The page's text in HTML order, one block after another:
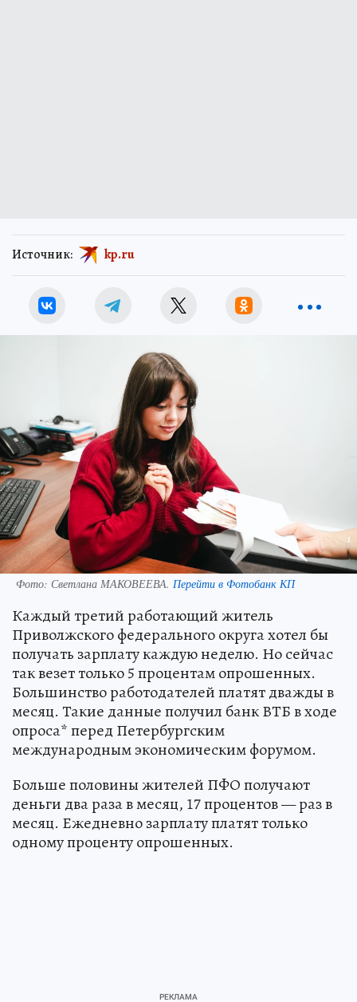
Источник: kp.ru
Фото: Светлана МАКОВЕЕВА. Перейти в Фотобанк КП
Каждый третий работающий житель
Приволжского федерального округа хотел бы
получать зарплату каждую неделю. Но сейчас
так везет только 5 процентам опрошенных.
Большинство работодателей платят дважды в
месяц. Такие данные получил банк ВТБ в ходе
опроса* перед Петербургским
международным экономическим форумом.
Больше половины жителей ПФО получают
деньги два раза в месяц, 17 процентов — раз в
месяц. Ежедневно зарплату платят только
одному проценту опрошенных.